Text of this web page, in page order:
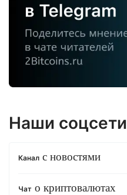
Наши соцсети
Канал с новостями
Чат о криптовалютах